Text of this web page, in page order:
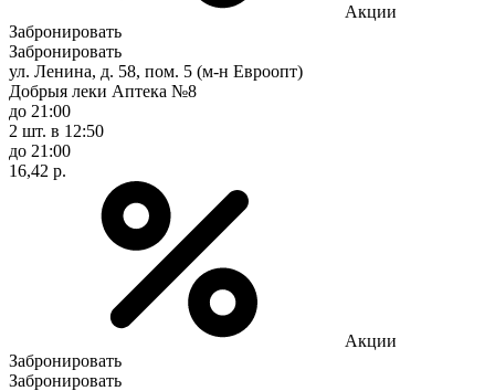
Акции
Забронировать
Забронировать
ул. Ленина, д. 58, пом. 5 (м-н Евроопт)
Добрыя леки Аптека №8
до 21:00
2 шт. в 12:50
до 21:00
16,42 р.
Акции
Забронировать
Забронировать